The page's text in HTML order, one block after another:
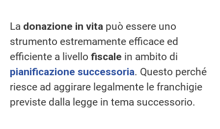
La donazione in vita può essere uno
strumento estremamente efficace ed
efficiente a livello fiscale in ambito di
pianificazione successoria. Questo perché
riesce ad aggirare legalmente le franchigie
previste dalla legge in tema successorio.